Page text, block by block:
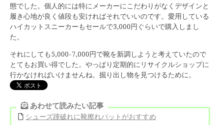
態でした。個人的には特にメーカーにこだわりがなくデザインと
履き心地が良く値段も安ければそれでいいのです。愛用している
ハイカットスニーカーもセールで3,000円ぐらいで購入しまし
た。
それにしても5,000-7,000円で靴を新調しようと考えていたので
とてもお買い得でした。やっぱり定期的にリサイクルショップに
行かなければいけませんね。掘り出し物を見つけるために。
あわせて読みたい記事
シューズ踵破れに靴擦れパットがおすすめ